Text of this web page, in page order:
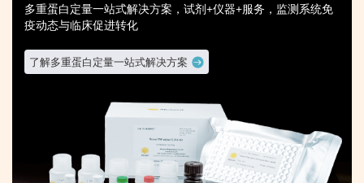
多重蛋白定量一站式解决方案，试剂+仪器+服务，监测系统免
疫动态与临床促进转化
了解多重蛋白定量一站式解决方案